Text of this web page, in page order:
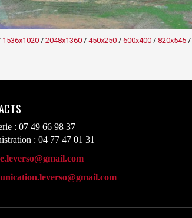
1536x1020/ 2048x1360/ 450x250/ 600x400/ 820x545/
: 07 49 66 98 37
: 04 77 47 01 31